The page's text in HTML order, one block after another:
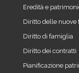
Eredità e
Diritto delle nuove
Diritto di famiglia
Diritto dei contratti
Pianificazione